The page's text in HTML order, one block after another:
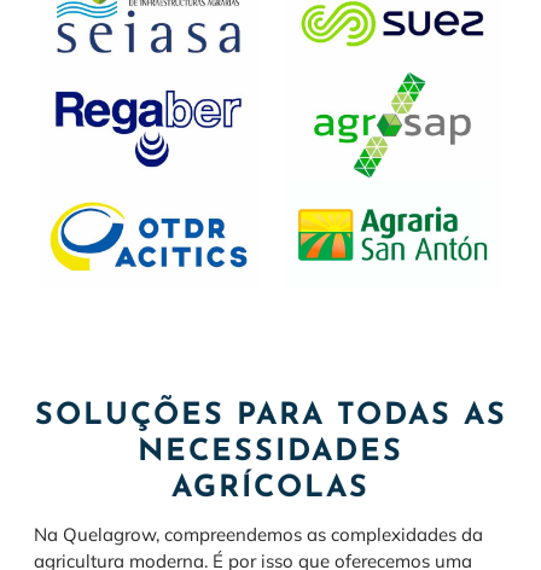
SOLUÇÕES PARA TODAS AS
NECESSIDADES
AGRÍCOLAS
Na Quelagrow, compreendemos as complexidades da
agricultura moderna. É por isso que oferecemos uma